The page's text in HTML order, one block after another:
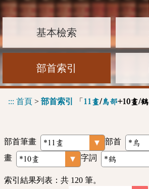
基本檢索
部首索引
::: 首頁 > 部首索引 「 11畫/鳥部+10畫/鶴
部首筆畫 部首
畫
字詞
索引結果列表：共 120 筆。